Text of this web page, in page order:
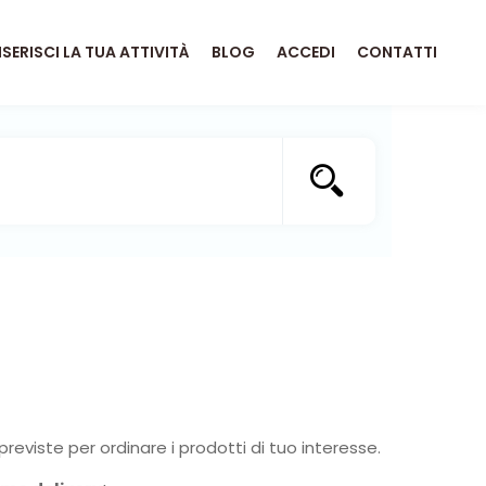
LA TUA ATTIVITÀ BLOG ACCEDI CONTATTI
per ordinare i prodotti di tuo interesse.